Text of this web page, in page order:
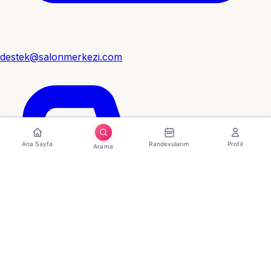
destek@salonmerkezi.com
Ana Sayfa Arama Randevularım Profil